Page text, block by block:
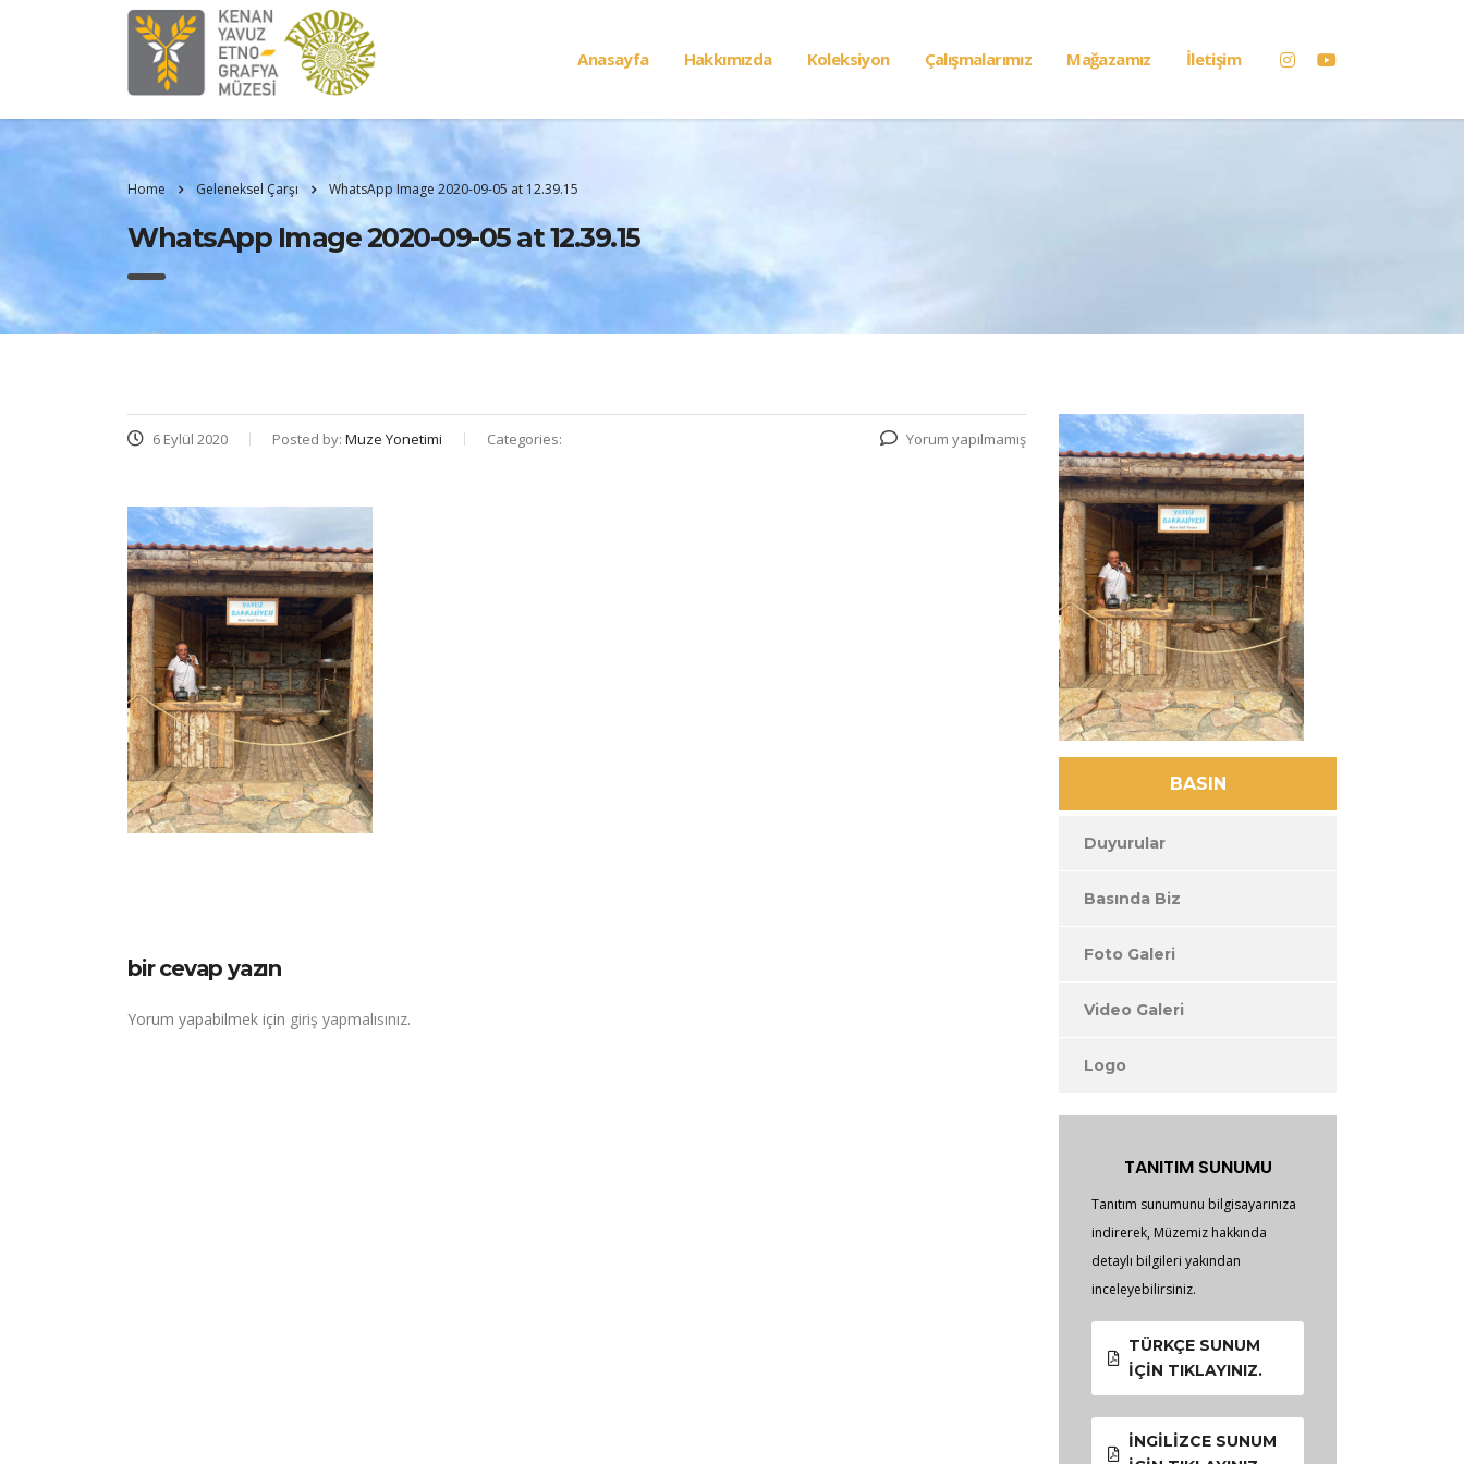
Anasayfa Hakkımızda Koleksiyon Çalışmalarımız Mağazamız İletişim
Home Geleneksel Çarşı WhatsApp Image 2020-09-05 at 12.39.15
WhatsApp Image 2020-09-05 at 12.39.15
6 Eylül 2020 Posted by: Muze Yonetimi Categories: Yorum yapılmamış
bir cevap yazın
Yorum yapabilmek için giriş yapmalısınız.
BASIN
Duyurular
Basında Biz
Foto Galeri
Video Galeri
Logo
TANITIM SUNUMU
Tanıtım sunumunu bilgisayarınıza
indirerek, Müzemiz hakkında
detaylı bilgileri yakından
inceleyebilirsiniz.
TÜRKÇE SUNUM
İÇIN TIKLAYINIZ.
İNGILIZCE SUNUM